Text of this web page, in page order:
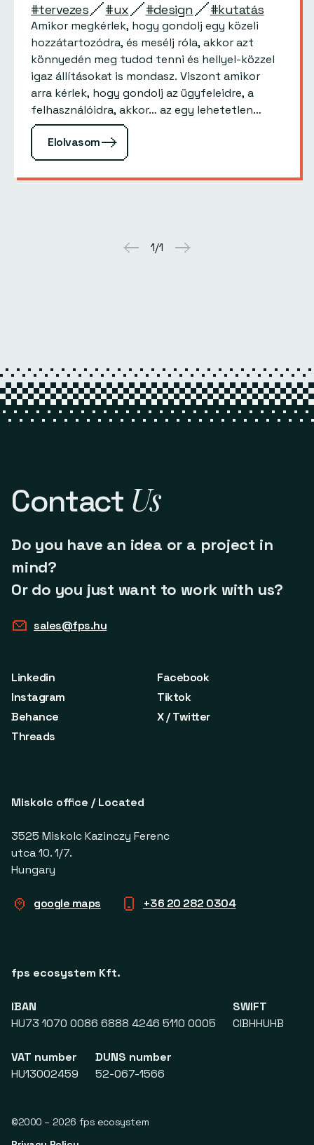
#tervezes #ux #design #kutatás
Amikor megkérlek, hogy gondolj egy közeli
hozzátartozódra, és mesélj róla, akkor azt
könnyedén meg tudod tenni és hellyel-közzel
igaz állításokat is mondasz. Viszont amikor
arra kérlek, hogy gondolj az ügyfeleidre, a
felhasználóidra, akkor… az egy lehetetlen
vállalkozás. Egyszerűen képtelenség több
száz, ezer, vagy…
Elolvasom
1/1
Contact Us
Do you have an idea or a project in
mind?
Or do you just want to work with us?
sales@fps.hu
Linkedin
Facebook
Instagram
Tiktok
Behance
X / Twitter
Threads
Miskolc office / Located
3525 Miskolc Kazinczy Ferenc
utca 10. 1/7.
Hungary
google maps +36 20 282 0304
fps ecosystem Kft.
IBAN
HU73 1070 0086 6888 4246 5110 0005
SWIFT
CIBHHUHB
VAT number
HU13002459
DUNS number
52-067-1566
©2000 – 2026 fps ecosystem